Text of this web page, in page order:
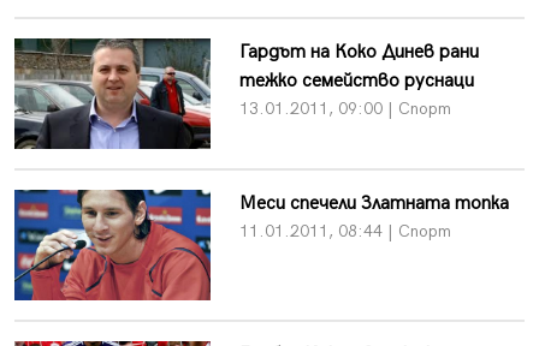
Гардът на Коко Динев рани
тежко семейство руснаци
13.01.2011, 09:00 | Спорт
Меси спечели Златната топка
11.01.2011, 08:44 | Спорт